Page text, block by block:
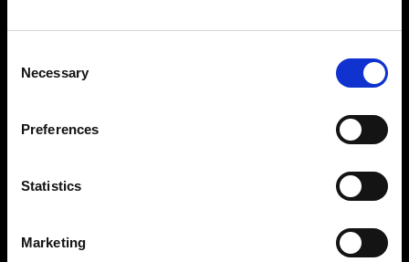
Selection
Necessary
Preferences
Statistics
Marketing
Trova il tuo negozio Ripani
Rispondiamo a tutte le tue